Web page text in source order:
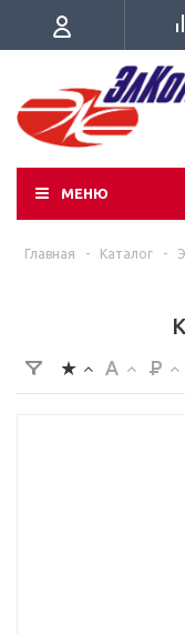
МЕНЮ
Главная - Каталог -